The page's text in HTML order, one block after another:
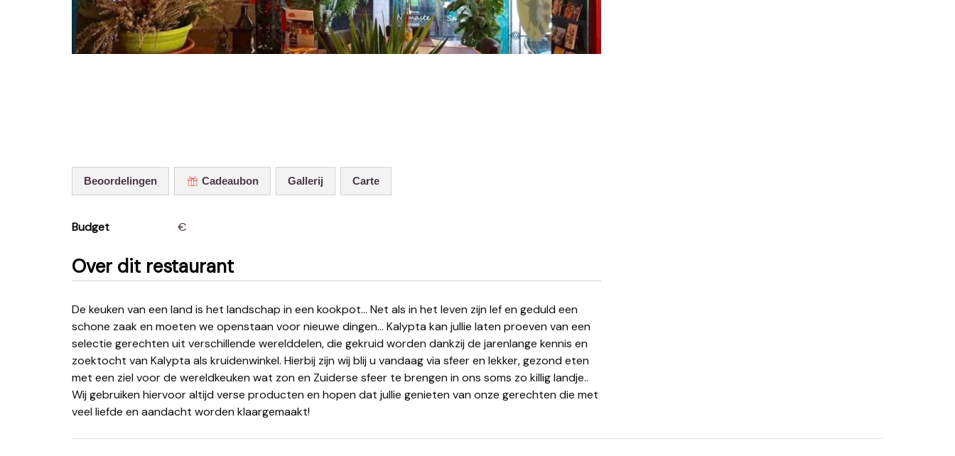
Beoordelingen Cadeaubon Gallerij Carte
Budget €
Over dit restaurant
De keuken van een land is het landschap in een kookpot… Net als in het leven zijn lef en geduld een
schone zaak en moeten we openstaan voor nieuwe dingen… Kalypta kan jullie laten proeven van een
selectie gerechten uit verschillende werelddelen, die gekruid worden dankzij de jarenlange kennis en
zoektocht van Kalypta als kruidenwinkel. Hierbij zijn wij blij u vandaag via sfeer en lekker, gezond eten
met een ziel voor de wereldkeuken wat zon en Zuiderse sfeer te brengen in ons soms zo killig landje..
Wij gebruiken hiervoor altijd verse producten en hopen dat jullie genieten van onze gerechten die met
veel liefde en aandacht worden klaargemaakt!